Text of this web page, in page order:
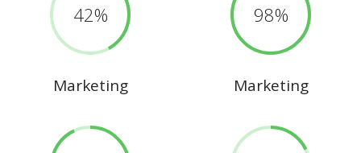
42
Marketing
98
Marketing